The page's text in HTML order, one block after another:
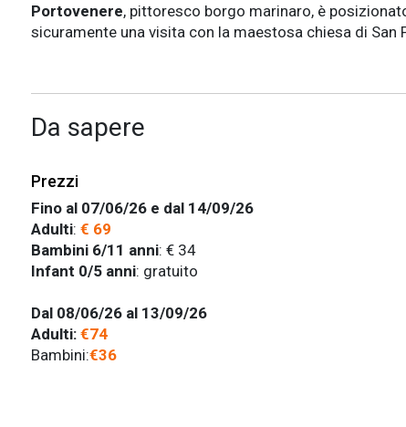
Portovenere, pittoresco borgo marinaro, è
sicuramente una visita con la maestosa chiesa di
Da sapere
Prezzi
Fino al 07/06/26 e dal 14/09/26
Adulti: € 69
Bambini 6/11 anni: € 34
Infant 0/5 anni: gratuito
Dal 08/06/26 al 13/09/26
Adulti: €74
Bambini:€36